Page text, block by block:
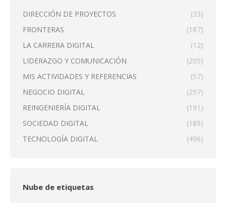
DIRECCIÓN DE PROYECTOS
(33)
FRONTERAS
(187)
LA CARRERA DIGITAL
(12)
LIDERAZGO Y COMUNICACIÓN
(205)
MIS ACTIVIDADES Y REFERENCIAS
(57)
NEGOCIO DIGITAL
(297)
REINGENIERÍA DIGITAL
(191)
SOCIEDAD DIGITAL
(189)
TECNOLOGÍA DIGITAL
(496)
Nube de etiquetas